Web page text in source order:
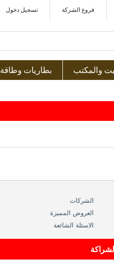
فروع الشركة تسجيل دخول
والمكتب بطاريات وطاقة
الشركات
العروض المميزة
الاسئلة الشائعة